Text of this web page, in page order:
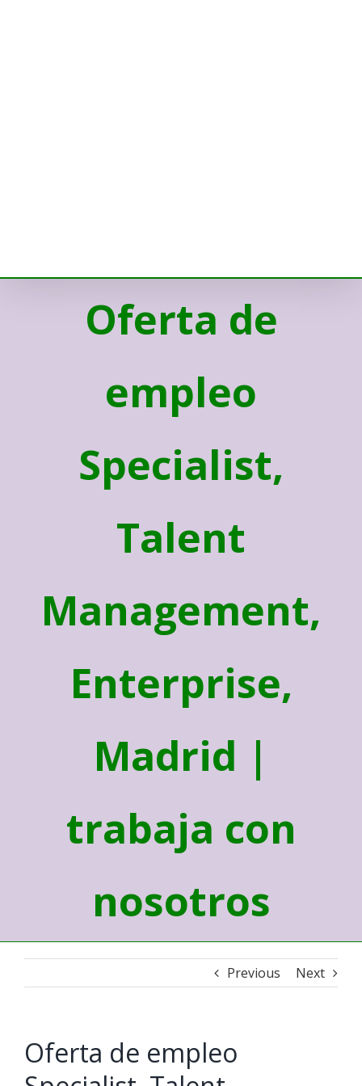
Oferta de
empleo
Specialist,
Talent
Management,
Enterprise,
Madrid |
trabaja con
nosotros
Previous Next
Oferta de empleo